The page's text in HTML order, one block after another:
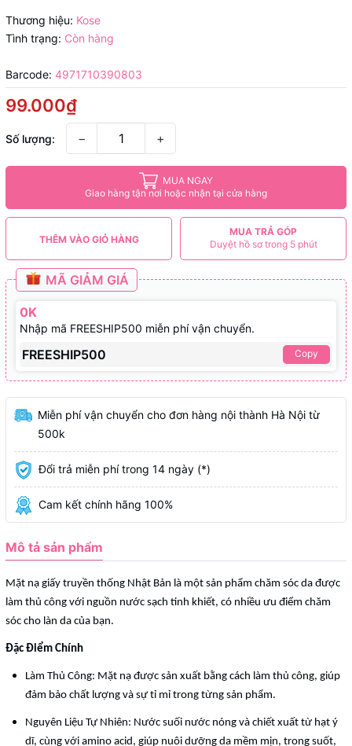
Thương hiệu: Kose
Tình trạng: Còn hàng
Barcode: 4971710390803
99.000₫
Số lượng: − +
MUA NGAY
Giao hàng tận nơi hoặc nhận tại cửa hàng
THÊM VÀO GIỎ HÀNG
MUA TRẢ GÓP
Duyệt hồ sơ trong 5 phút
MÃ GIẢM GIÁ
0K
Nhập mã FREESHIP500 miễn phí vận chuyển.
FREESHIP500 Copy
Miễn phí vận chuyển cho đơn hàng nội thành Hà Nội từ
500k
Đổi trả miễn phí trong 14 ngày (*)
Cam kết chính hãng 100%
Mô tả sản phẩm
Mặt nạ giấy truyền thống Nhật Bản là một sản phẩm chăm sóc da được
làm thủ công với nguồn nước sạch tinh khiết, có nhiều ưu điểm chăm
sóc cho làn da của bạn.
Đặc Điểm Chính
Làm Thủ Công: Mặt nạ được sản xuất bằng cách làm thủ công, giúp
đảm bảo chất lượng và sự tỉ mỉ trong từng sản phẩm.
Nguyên Liệu Tự Nhiên: Nước suối nước nóng và chiết xuất từ hạt ý
dĩ, cùng với amino acid, giúp nuôi dưỡng da mềm mịn, trong suốt,